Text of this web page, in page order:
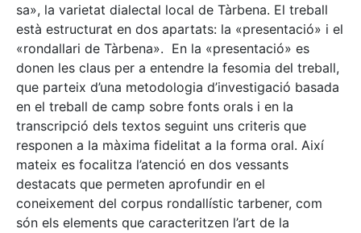
sa», la varietat dialectal local de Tàrbena. El treball
està estructurat en dos apartats: la «presentació» i el
«rondallari de Tàrbena». En la «presentació» es
donen les claus per a entendre la fesomia del treball,
que parteix d’una metodologia d’investigació basada
en el treball de camp sobre fonts orals i en la
transcripció dels textos seguint uns criteris que
responen a la màxima fidelitat a la forma oral. Així
mateix es focalitza l’atenció en dos vessants
destacats que permeten aprofundir en el
coneixement del corpus rondallístic tarbener, com
són els elements que caracteritzen l’art de la